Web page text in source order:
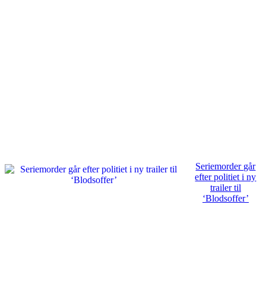
Seriemorder går
efter politiet i ny
trailer til
‘Blodsoffer’